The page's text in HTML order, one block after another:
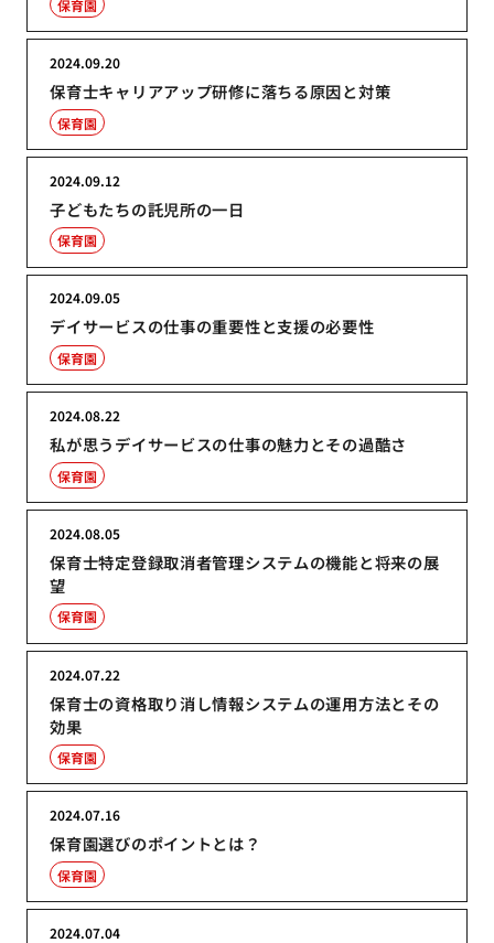
保育園
保育士キャリアアップ研修に落ちる原因と対策
2024.09.20
保育園
子どもたちの託児所の一日
2024.09.12
保育園
デイサービスの仕事の重要性と支援の必要性
2024.09.05
保育園
私が思うデイサービスの仕事の魅力とその過酷さ
2024.08.22
保育園
保育士特定登録取消者管理システムの機能と将来の展
望
2024.08.05
保育園
保育士の資格取り消し情報システムの運用方法とその
効果
2024.07.22
保育園
保育園選びのポイントとは？
2024.07.16
保育園
2024.07.04